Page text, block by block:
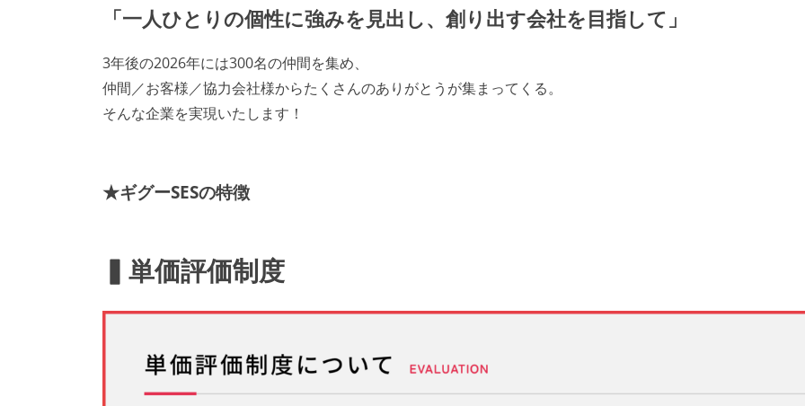
「一人ひとりの個性に強みを見出し、創り出す会社を目指して」
3年後の2026年には300名の仲間を集め、
仲間／お客様／協力会社様からたくさんのありがとうが集まってくる。
そんな企業を実現いたします！
★ギグーSESの特徴
▍単価評価制度